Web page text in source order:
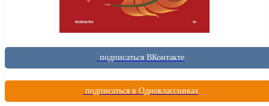
подписаться ВКонтакте
подписаться в Одноклассниках